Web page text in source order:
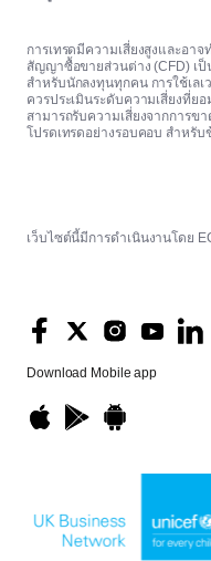
การเทรดมีความเสี่ยงสูงและอา
สัญญาซื้อขายส่วนต่าง (CFD) เ
สำหรับนักลงทุนทุกคน การใช้เลเ
ควรประเมินระดับความเสี่ยงที่ย
สามารถรับความเสี่ยงจากการข
โปรดเทรดอย่างรอบคอบ สำหรับ
Download Mobile app
เว็บไซต์นี้มีการดำเนินงานโดย